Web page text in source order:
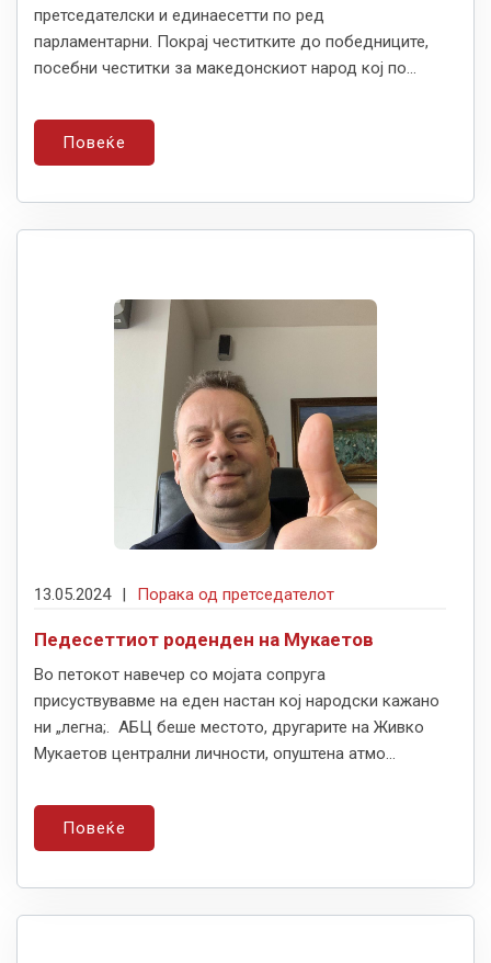
претседателски и единаесетти по ред
парламентарни. Покрај честитките до победниците,
посебни честитки за македонскиот народ кој по...
Повеќе
13.05.2024 | Порака од претседателот
Педесеттиот роденден на Мукаетов
Во петокот навечер со мојата сопруга
присуствувавме на еден настан кој народски кажано
ни „легна;. АБЦ беше местото, другарите на Живко
Мукаетов централни личности, опуштена атмо...
Повеќе